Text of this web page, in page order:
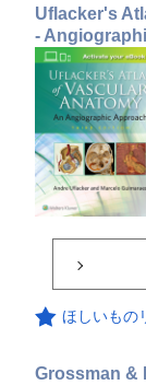
Uflacker's
-
ほしいもの
Grossman &